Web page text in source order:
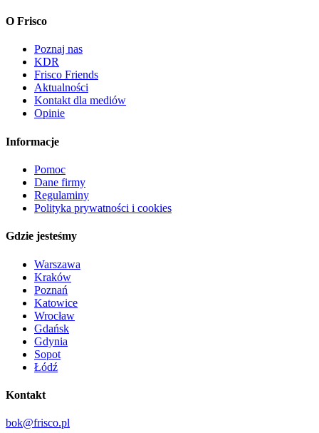
O Frisco
Poznaj nas
KDR
Frisco Friends
Aktualności
Kontakt dla mediów
Opinie
Informacje
Pomoc
Dane firmy
Regulaminy
Polityka prywatności i cookies
Gdzie jesteśmy
Warszawa
Kraków
Poznań
Katowice
Wrocław
Gdańsk
Gdynia
Sopot
Łódź
Kontakt
bok@frisco.pl